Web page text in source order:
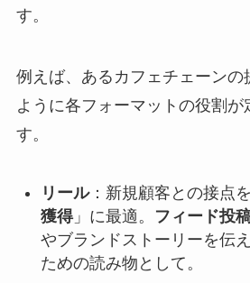
す。
例えば、あるカフェチェーンの
ように各フォーマットの役割が
す。
リール：新規顧客との接点
獲得」に最適。 フィード投
やブランドストーリーを伝
ための読み物として。